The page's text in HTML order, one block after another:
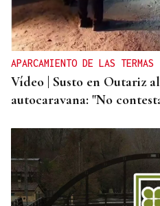
APARCAMIENTO DE LAS TERMAS
Vídeo | Susto en Outariz
autocaravana: "No